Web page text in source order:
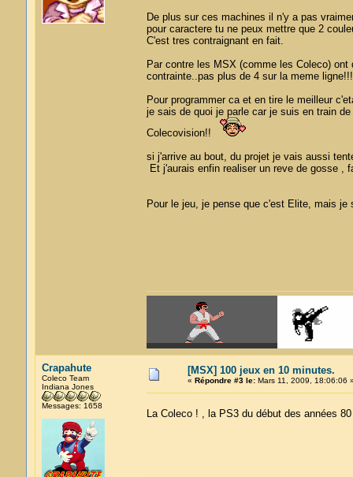
De plus sur ces machines il n'y a pas
pour caractere tu ne peux mettre que 2
C'est tres contraignant en fait.
Par contre les MSX (comme les Coleco)
contrainte..pas plus de 4 sur la meme ligne!!!
Pour programmer ca et en tire le meilleur
je sais de quoi je parle car je suis en train
Colecovision!!
si j'arrive au bout, du projet je vais aussi
Et j'aurais enfin realiser un reve de gosse ,
Pour le jeu, je pense que c'est Elite, mais je
Crapahute
Coleco Team
Indiana Jones
Messages: 1658
[MSX] 100 jeux en 10 minutes.
« Répondre #3 le:Mars 11, 2009, 18:06:06
La Coleco ! , la PS3 du début des années